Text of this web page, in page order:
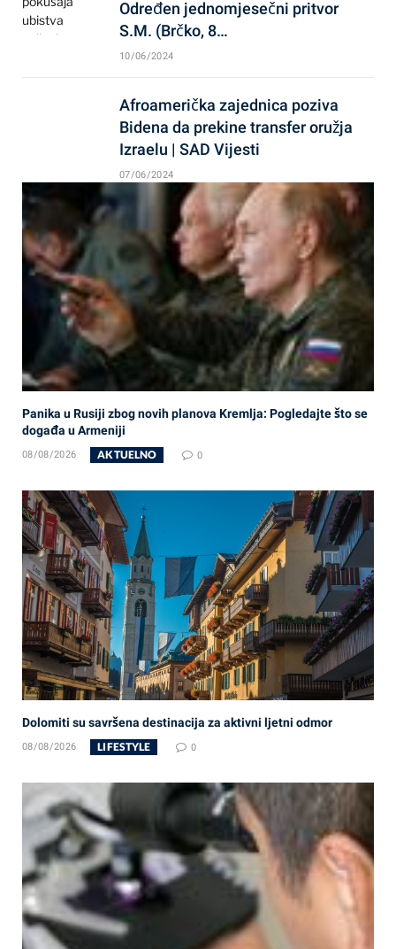
Određen jednomjesečni pritvor
S.M. (Brčko, 8…
10/06/2024
Afroamerička zajednica poziva
Bidena da prekine transfer oružja
Izraelu | SAD Vijesti
07/06/2024
Panika u Rusiji zbog novih planova Kremlja: Pogledajte što se
događa u Armeniji
08/08/2026 AKTUELNO 0
Dolomiti su savršena destinacija za aktivni ljetni odmor
08/08/2026 LIFESTYLE 0